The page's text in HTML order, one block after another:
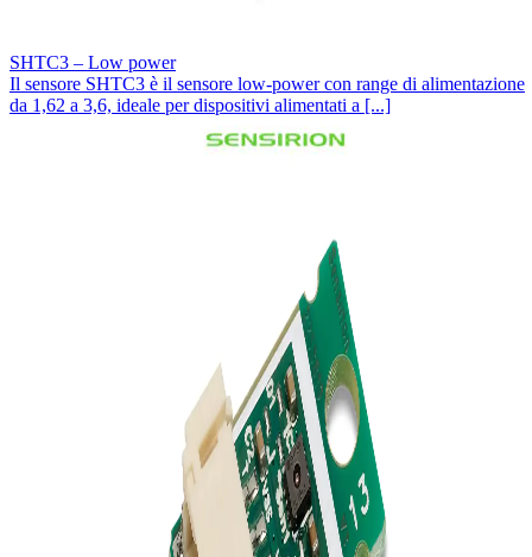
SHTC3 – Low power
Il sensore SHTC3 è il sensore low-power con range di alimentazione
da 1,62 a 3,6, ideale per dispositivi alimentati a [...]